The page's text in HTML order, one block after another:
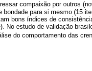
compaixão por outros
para si mesmo (15
bons índices de
estudo de validação
do comportamento das